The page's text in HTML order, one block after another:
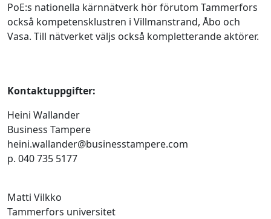
PoE:s nationella kärnnätverk hör förutom Tammerfors
också kompetensklustren i Villmanstrand, Åbo och
Vasa. Till nätverket väljs också kompletterande aktörer.
Kontaktuppgifter:
Heini Wallander
Business Tampere
heini.wallander@businesstampere.com
p. 040 735 5177
Matti Vilkko
Tammerfors universitet